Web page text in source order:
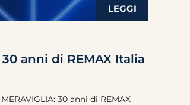
30 anni di REMAX Italia
30 anni di REMAX